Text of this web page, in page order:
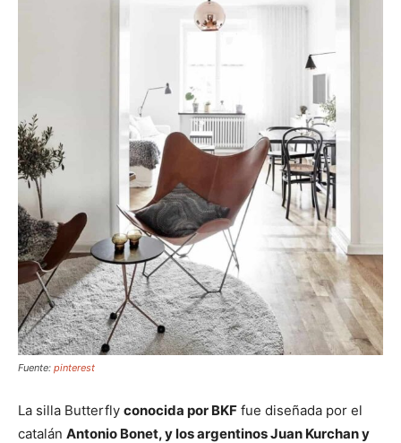
Fuente: pinterest
La silla Butterfly conocida por BKF fue diseñada por el
catalán Antonio Bonet, y los argentinos Juan Kurchan y